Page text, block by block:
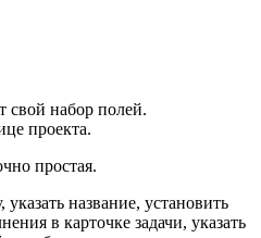
свой набор полей.
проекта.
простая.
название, установить
в карточке задачи, указать